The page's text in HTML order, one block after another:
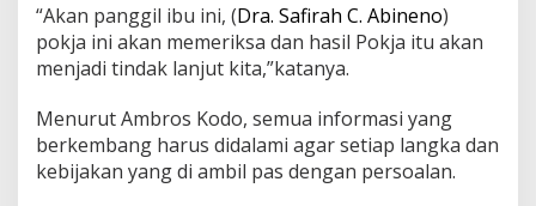
“Akan panggil ibu ini, (Dra. Safirah C. Abineno)
pokja ini akan memeriksa dan hasil Pokja itu akan
menjadi tindak lanjut kita,”katanya.
Menurut Ambros Kodo, semua informasi yang
berkembang harus didalami agar setiap langka dan
kebijakan yang di ambil pas dengan persoalan.